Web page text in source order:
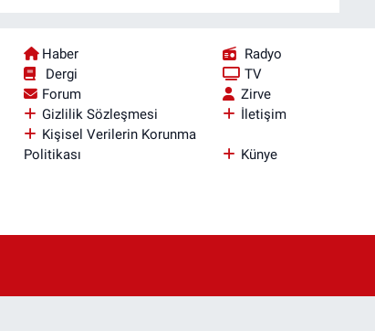
Haber
Radyo
Dergi
TV
Forum
Zirve
Gizlilik Sözleşmesi
İletişim
Kişisel Verilerin Korunma
Politikası
Künye